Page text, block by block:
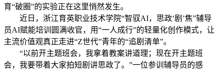
育“破圈”的实验正在这里悄然发生。
近日，浙江育英职业技术学院“智驭AI，思政‘剧’焦”辅导
员AI赋能培训圆满收官，用“一人成行”的轻量化创作模式，让
主流价值观真正走进“Z世代”青年的“追剧清单”。
“以前开主题班会，我拿着教案讲道理；现在开主题班
会，我要带着大家拍短剧讲思政了。”一位参训辅导员的感